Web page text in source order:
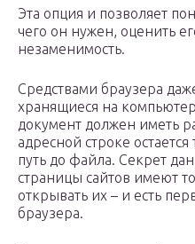
Эта опция и позволяет
чего он нужен, оценить
незаменимость.
Средствами браузера
хранящиеся на
документ должен иметь
адресной строке
путь до файла. Секрет
страницы сайтов имеют
открывать их – и есть
браузера.